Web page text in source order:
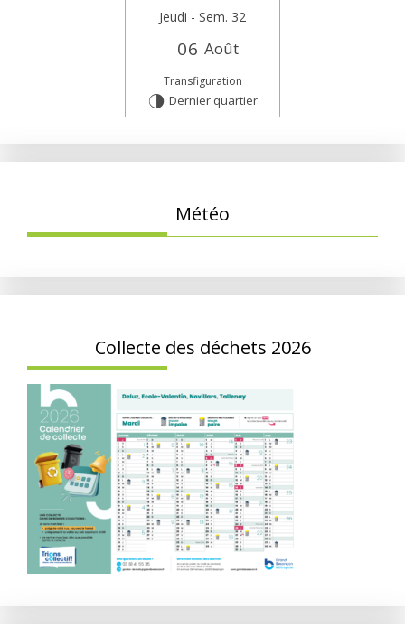
Jeudi - Sem. 32
06 Août
Transfiguration
T Dernier quartier
Météo
Collecte des déchets 2026